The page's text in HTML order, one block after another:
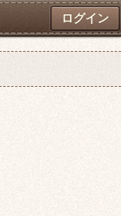
ログイン